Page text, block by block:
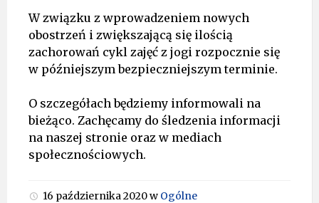
W związku z wprowadzeniem nowych
obostrzeń i zwiększającą się ilością
zachorowań cykl zajęć z jogi rozpocznie się
w późniejszym bezpieczniejszym terminie.
O szczegółach będziemy informowali na
bieżąco. Zachęcamy do śledzenia informacji
na naszej stronie oraz w mediach
społecznościowych.
16 października 2020w Ogólne